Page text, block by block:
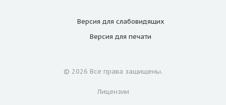
Версия для слабовидящих
Версия для печати
© 2026 Все права защищены.
Лицензии